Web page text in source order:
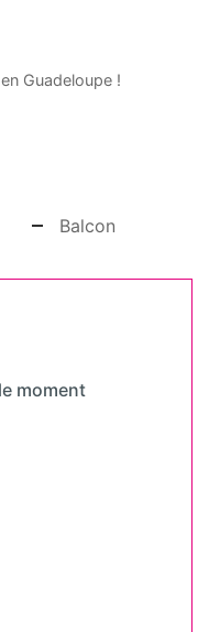
Guadeloupe !
Balcon
moment